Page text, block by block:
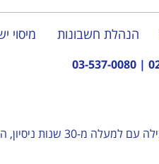
הנהלת חשבונות מיסוי
|
03-537-0080
– פירמת רואי חשבון